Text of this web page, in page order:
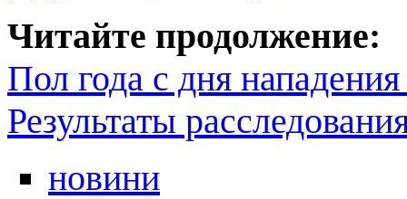
Читайте продолжение:
Пол года с дня
Результаты
новини